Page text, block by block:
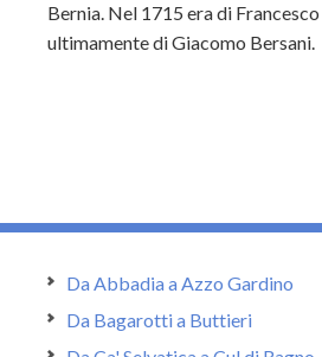
Bernia. Nel 1715 era di
ultimamente di Giacomo Bersani.
Da Abbadia a Azzo Gardino
Da Bagarotti a Buttieri